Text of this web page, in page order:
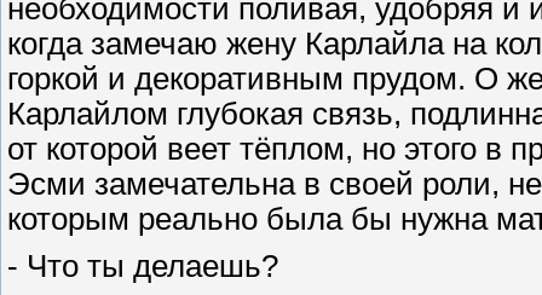
необходимости поливая, удобряя и
когда замечаю жену Карлайла на
горкой и декоративным прудом. О
Карлайлом глубокая связь,
от которой веет тёплом, но этого в
Эсми замечательна в своей роли,
которым реально была бы нужна
- Что ты делаешь?